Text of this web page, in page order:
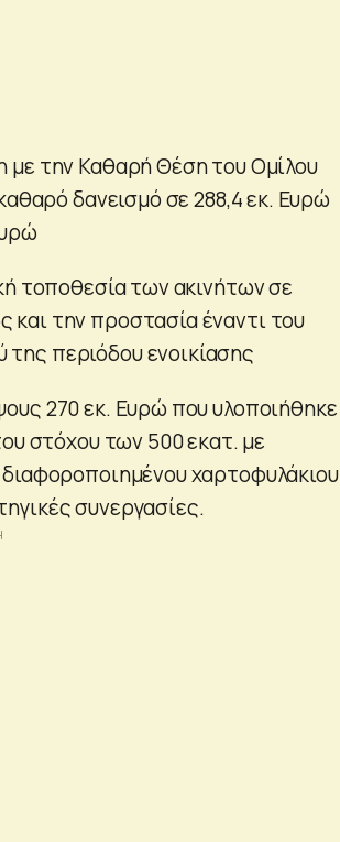
με την Καθαρή Θέση του Ομίλου
δανεισμό σε 288,4 εκ. Ευρώ
τοποθεσία των ακινήτων σε
την προστασία έναντι του
περιόδου ενοικίασης
270 εκ. Ευρώ που υλοποιήθηκε
στόχου των 500 εκατ. με
χαρτοφυλάκιου
συνεργασίες.